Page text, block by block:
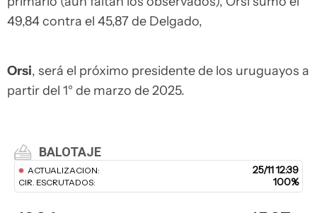
49,84 contra el 45,87 de Delgado,
Orsi, será el próximo presidente de los uruguayos a
partir del 1° de marzo de 2025.